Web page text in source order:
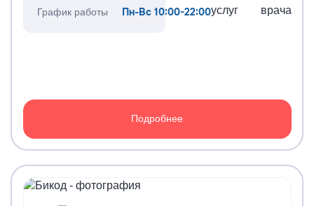
График работы Пн-Вс 10:00-22:00услуг врача
Подробнее